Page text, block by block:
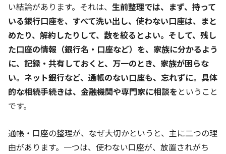
い結論があります。それは、 生前整理では、まず、持って
いる銀行口座を、すべて洗い出し、使わない口座は、まと
めたり、解約したりして、数を絞るとよい。そして、残し
た口座の情報（銀行名・口座など）を、家族に分かるよう
に、記録・共有しておくと、万一のとき、家族が困らな
い。ネット銀行など、通帳のない口座も、忘れずに。具体
的な相続手続きは、金融機関や専門家に相談をということ
です。
通帳・口座の整理が、なぜ大切かというと、主に二つの理
由があります。一つは、使わない口座が、放置されがち